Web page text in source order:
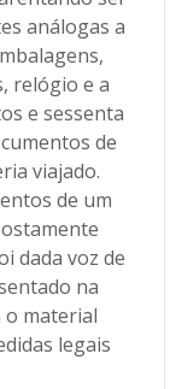
análogas a
relógio e a
e sessenta
de
viajado.
de um
dada voz de
na
o material
legais